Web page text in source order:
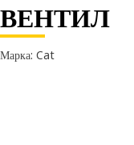
ВЕНТИЛ
Марка: Cat